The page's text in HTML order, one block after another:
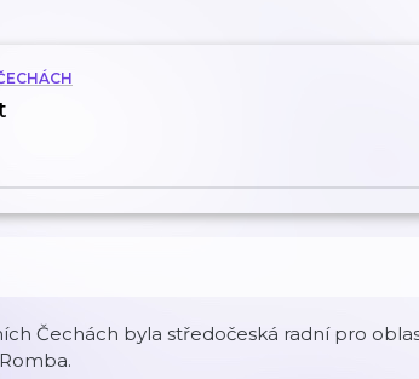
Čechách byla středočeská radní pro